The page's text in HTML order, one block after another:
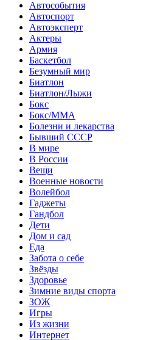
Автособытия
Автоспорт
Автоэксперт
Актеры
Армия
Баскетбол
Безумный мир
Биатлон
Биатлон/Лыжи
Бокс
Бокс/MMA
Болезни и лекарства
Бывший СССР
В мире
В России
Вещи
Военные новости
Волейбол
Гаджеты
Гандбол
Дети
Дом и сад
Еда
Забота о себе
Звёзды
Здоровье
Зимние виды спорта
ЗОЖ
Игры
Из жизни
Интернет